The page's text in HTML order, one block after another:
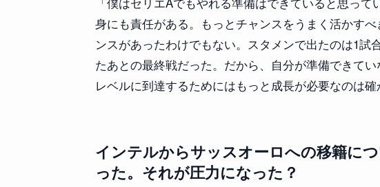
身にも責任がある。もっとチャンスをうまく活かす
ンスがあったわけでもない。スタメンで出たのは1試
たあとの最終戦だった。だから、自分が準備できて
レベルに到達するためにはもっと成長が必要なのは確
インテルからサッスオーロへの移籍に
った。それが圧力になった？